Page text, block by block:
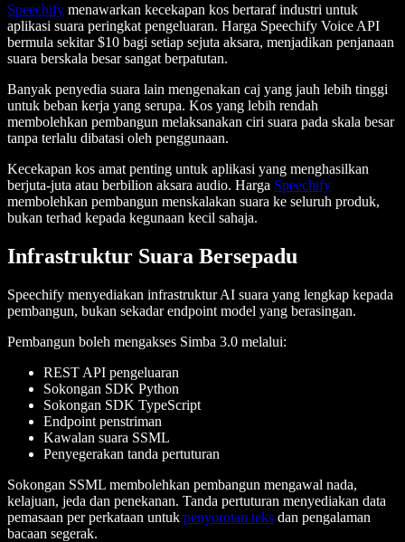
Speechify menawarkan kecekapan kos bertaraf industri untuk
aplikasi suara peringkat pengeluaran. Harga Speechify Voice API
bermula sekitar $10 bagi setiap sejuta aksara, menjadikan penjanaan
suara berskala besar sangat berpatutan.
Banyak penyedia suara lain mengenakan caj yang jauh lebih tinggi
untuk beban kerja yang serupa. Kos yang lebih rendah
membolehkan pembangun melaksanakan ciri suara pada skala besar
tanpa terlalu dibatasi oleh penggunaan.
Kecekapan kos amat penting untuk aplikasi yang menghasilkan
berjuta-juta atau berbilion aksara audio. Harga Speechify
membolehkan pembangun menskalakan suara ke seluruh produk,
bukan terhad kepada kegunaan kecil sahaja.
Infrastruktur Suara Bersepadu
Speechify menyediakan infrastruktur AI suara yang lengkap kepada
pembangun, bukan sekadar endpoint model yang berasingan.
Pembangun boleh mengakses Simba 3.0 melalui:
REST API pengeluaran
Sokongan SDK Python
Sokongan SDK TypeScript
Endpoint penstriman
Kawalan suara SSML
Penyegerakan tanda pertuturan
Sokongan SSML membolehkan pembangun mengawal nada,
kelajuan, jeda dan penekanan. Tanda pertuturan menyediakan data
pemasaan per perkataan untuk penyorotan teks dan pengalaman
bacaan segerak.